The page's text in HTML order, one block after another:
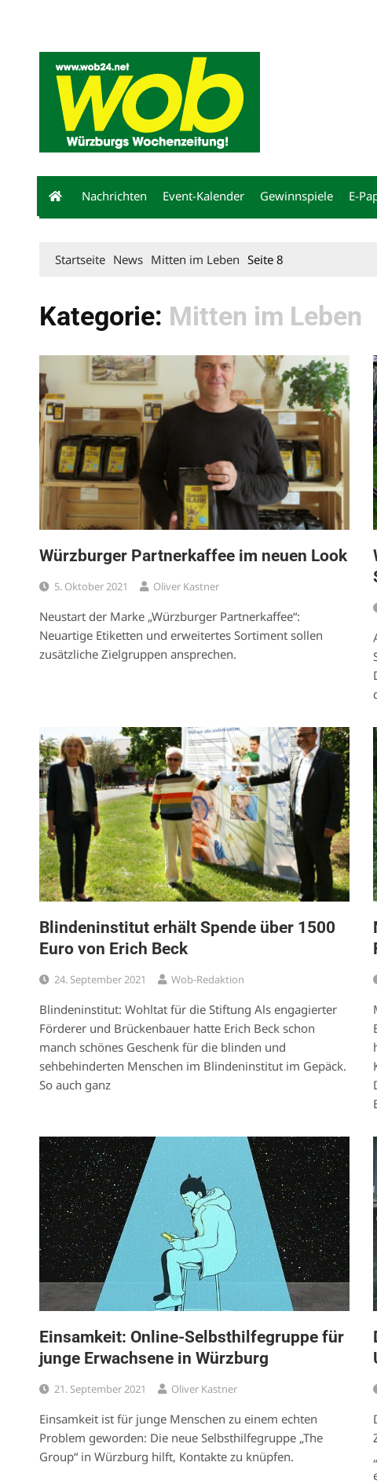
Nachrichten Event-Kalender Gewinnspiele E-
Startseite News Mitten im Leben Seite 8
Kategorie: Mitten im Leben
Würzburger Partnerkaffee im neuen Look
5. Oktober 2021 Oliver Kastner
Neustart der Marke „Würzburger Partnerkaffee“:
Neuartige Etiketten und erweitertes Sortiment sollen
zusätzliche Zielgruppen ansprechen.
Blindeninstitut erhält Spende über 1500
Euro von Erich Beck
24. September 2021 Wob-Redaktion
Blindeninstitut: Wohltat für die Stiftung Als engagierter
Förderer und Brückenbauer hatte Erich Beck schon
manch schönes Geschenk für die blinden und
sehbehinderten Menschen im Blindeninstitut im Gepäck.
So auch ganz
Einsamkeit: Online-Selbsthilfegruppe für
junge Erwachsene in Würzburg
21. September 2021 Oliver Kastner
Einsamkeit ist für junge Menschen zu einem echten
Problem geworden: Die neue Selbsthilfegruppe „The
Group“ in Würzburg hilft, Kontakte zu knüpfen.